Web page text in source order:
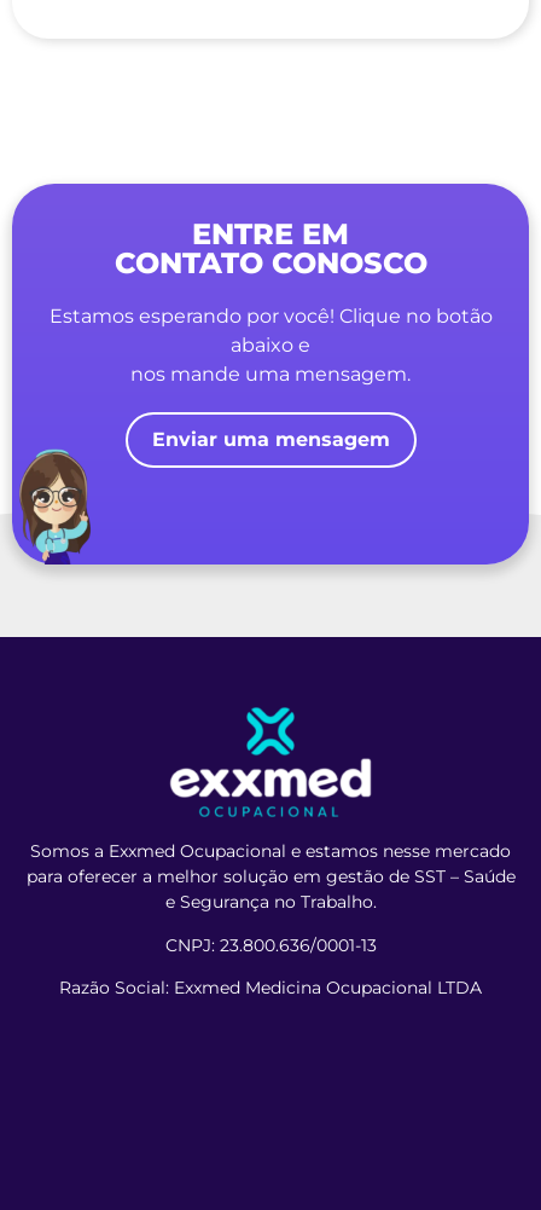
ENTRE EM
CONTATO CONOSCO
Estamos esperando por você! Clique no botão
abaixo e
nos mande uma mensagem.
Enviar uma mensagem
Somos a Exxmed Ocupacional e estamos nesse mercado
para oferecer a melhor solução em gestão de SST – Saúde
e Segurança no Trabalho.
CNPJ: 23.800.636/0001-13
Razão Social: Exxmed Medicina Ocupacional LTDA